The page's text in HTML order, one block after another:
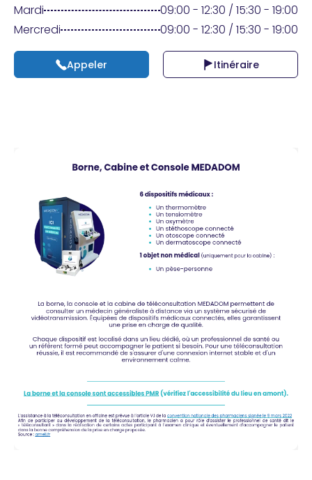
Mardi
09:00 - 12:30 / 15:30 - 19:00
Mercredi
09:00 - 12:30 / 15:30 - 19:00
Appeler Itinéraire